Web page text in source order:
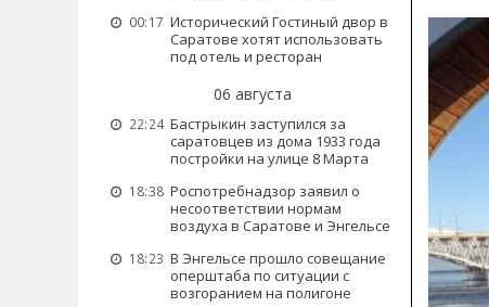
00:17 Исторический Гостиный двор в
Саратове хотят использовать
под отель и ресторан
06 августа
22:24 Бастрыкин заступился за
саратовцев из дома 1933 года
постройки на улице 8 Марта
18:38 Роспотребнадзор заявил о
несоответствии нормам
воздуха в Саратове и Энгельсе
18:23 В Энгельсе прошло совещание
оперштаба по ситуации с
возгоранием на полигоне